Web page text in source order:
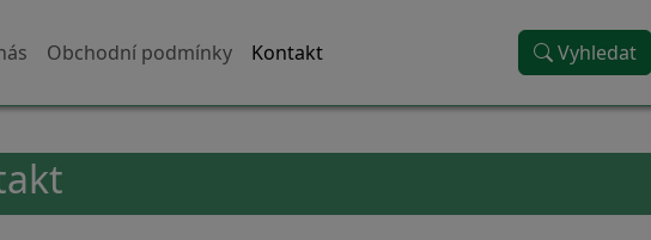
Obchodní podmínky Kontakt Vyhledat